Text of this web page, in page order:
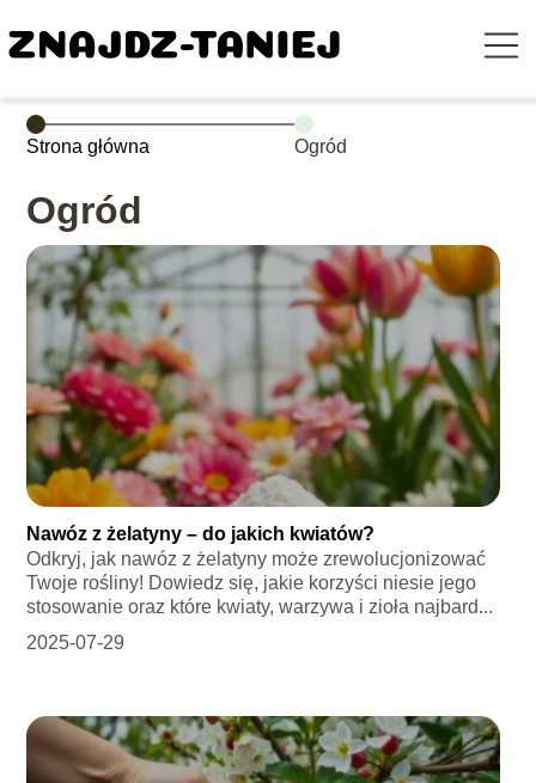
Strona główna Ogród
Ogród
Nawóz z żelatyny – do jakich kwiatów?
Odkryj, jak nawóz z żelatyny może zrewolucjonizować
Twoje rośliny! Dowiedz się, jakie korzyści niesie jego
stosowanie oraz które kwiaty, warzywa i zioła najbard...
2025-07-29